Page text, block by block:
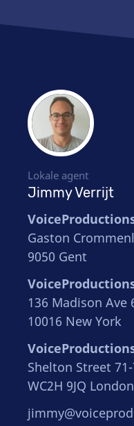
Lokale agent
Jimmy Verrijt
Gaston
9050 Gent
136 Madison Ave
10016 New York
Shelton Street
WC2H 9JQ London